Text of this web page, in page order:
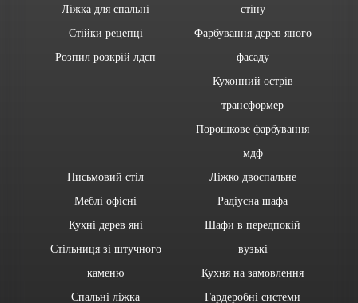
Ліжка для спальні
Стійки рецепці
Розпил розкрій лдсп
стіну
Фарбування дерев яного
фасаду
Кухонний острів
трансформер
Порошкове фарбування
мдф
Письмовий стіл
Меблі офісні
Кухні дерев яні
Стільниця зі штучного
каменю
Спальні ліжка
Ліжко двоспальне
Радіусна шафа
Шафи в передпокій
вузькі
Кухня на замовлення
Гардеробні системи